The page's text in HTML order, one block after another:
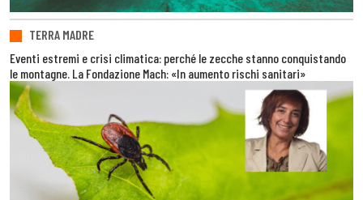
TERRA MADRE
Eventi estremi e crisi climatica: perché le zecche stanno conquistando
le montagne. La Fondazione Mach: «In aumento rischi sanitari»